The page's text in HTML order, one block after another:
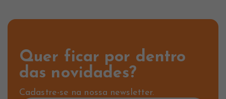
Quer ficar por dentro
das novidades?
Cadastre-se na nossa newsletter.